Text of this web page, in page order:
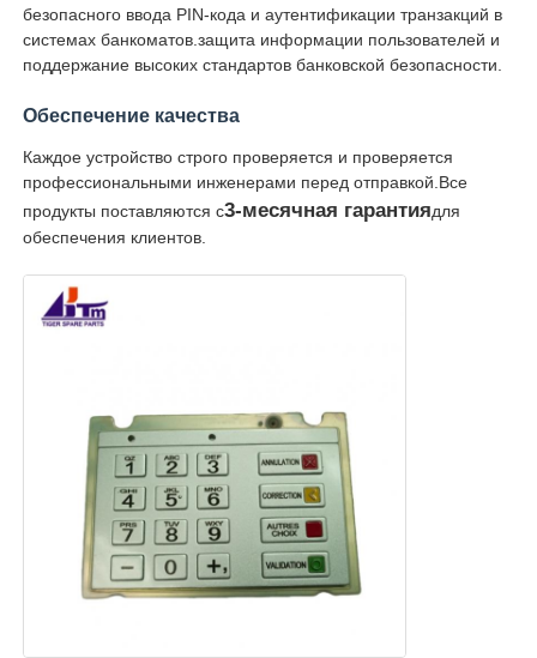
Части для банкомата Diebold
Запчасти для банкоматов Wincor
Части банкомата Hyosung
Части для банкоматов Hitachi
Части GRG ATM
Glory NMD Запчасти для банкоматов
безопасного ввода PIN-кода и аутентификации транзакций в
системах банкоматов.защита информации пользователей и
поддержание высоких стандартов банковской безопасности.
Обеспечение качества
Каждое устройство строго проверяется и проверяется
профессиональными инженерами перед отправкой.Все
продукты поставляются с3-месячная гарантиядля
обеспечения клиентов.